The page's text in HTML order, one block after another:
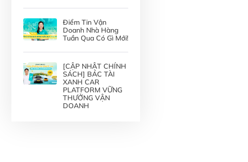
Điểm Tin Vận
Doanh Nhà Hàng
Tuần Qua Có Gì Mới!
[CẬP NHẬT CHÍNH
SÁCH] BÁC TÀI
XANH CAR
PLATFORM VỮNG
THƯỞNG VẬN
DOANH